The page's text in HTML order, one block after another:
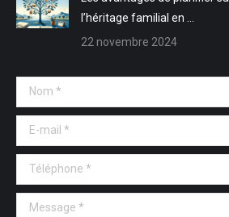
l’héritage familial en …
22 novembre 2024
Nom *
E-mail *
Téléphone *
Message *